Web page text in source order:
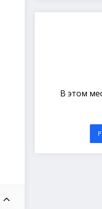
В этом